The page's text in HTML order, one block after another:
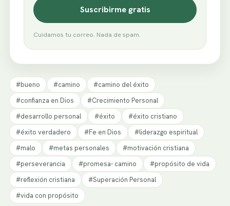
Suscribirme gratis
Cuidamos tu correo. Nada de spam.
#bueno #camino
#camino del éxito
#confianza en Dios
#Crecimiento Personal
#desarrollo personal
#éxito
#éxito cristiano
#éxito verdadero
#Fe en Dios
#liderazgo espiritual
#malo
#metas personales
#motivación cristiana
#perseverancia
#promesa- camino
#propósito de vida
#reflexión cristiana
#Superación Personal
#vida con propósito